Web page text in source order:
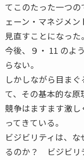
てこのたった一つ
ェーン・マネジメ
見直すことになった。
今後、９・ 11 のよ
らない。
しかしながら目ま
て、その基本的な原
競争はますます激
ってきている。
ビジビリティは、
るのか？ ビジビリ